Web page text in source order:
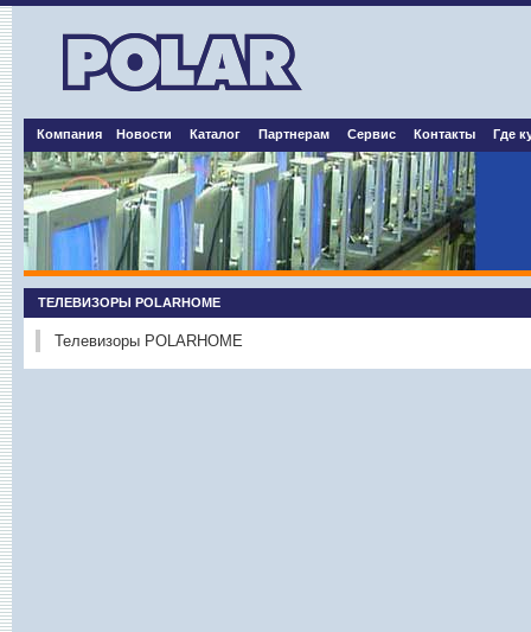
Компания Новости Каталог Партнерам Сервис Контакты Где
ТЕЛЕВИЗОРЫ POLARHOME
Телевизоры POLARHOME